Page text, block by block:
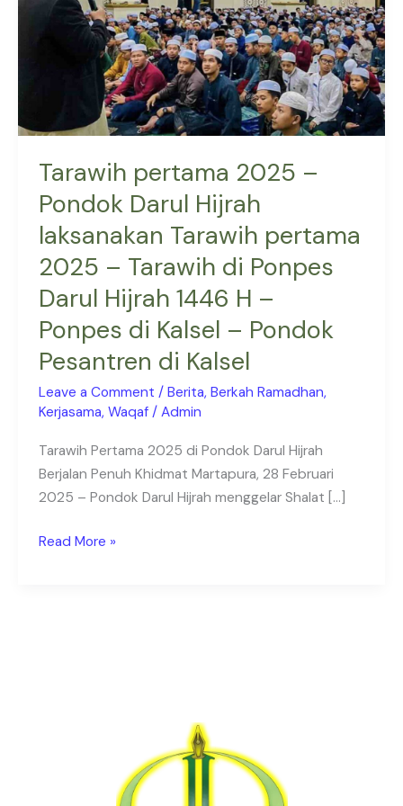
Tarawih pertama 2025 –
Pondok Darul Hijrah
laksanakan Tarawih pertama
2025 – Tarawih di Ponpes
Darul Hijrah 1446 H –
Ponpes di Kalsel – Pondok
Pesantren di Kalsel
Leave a Comment /Berita,Berkah Ramadhan,
Kerjasama,Waqaf /Admin
Tarawih Pertama 2025 di Pondok Darul Hijrah
Berjalan Penuh Khidmat Martapura, 28 Februari
2025 – Pondok Darul Hijrah menggelar Shalat […]
Darul
laksanakan
2025
Tarawih
di
Ponpes
Hijrah
1446
H
Ponpes
di
Kalsel
Pesantren
Kalsel
Read More »